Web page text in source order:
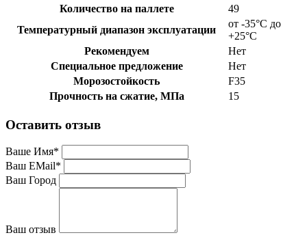
Количество на паллете
49
Температурный диапазон эксплуатации
от -35°C до
+25°C
Рекомендуем
Нет
Специальное предложение
Нет
Морозостойкость
F35
Прочность на сжатие, МПа
15
Оставить отзыв
Ваше Имя*
Ваш EMail*
Ваш Город
Ваш отзыв